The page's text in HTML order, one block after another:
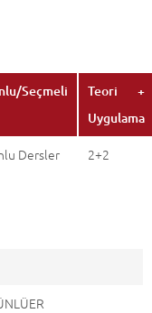
Seçmeli
Teori +
Uygulama
Dersler 2+2